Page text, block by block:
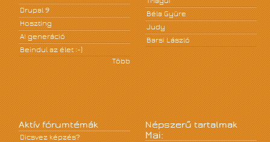
Drupal 9
Hoszting
A! generáció
Beindul az élet :-)
Több
Béla Gyüre
Judy
Barsi László
Aktív fórumtémák
Dicsvez képzés?
Népszerű tartalmak
Mai: